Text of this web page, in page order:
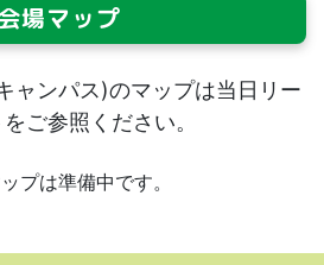
場マップ
ャンパス)のマップは当日リー
ご参照ください。
プは準備中です。